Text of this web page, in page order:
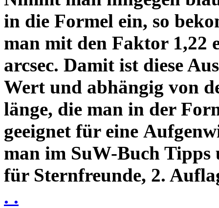
in die Formel ein, so
man mit den Faktor 1,22
arcsec. Damit ist diese
Wert und abhängig von
länge, die man in der
geeignet für eine
man im SuW-Buch Tipps
für Sternfreunde, 2.
. .